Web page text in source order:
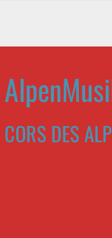
CORS DES